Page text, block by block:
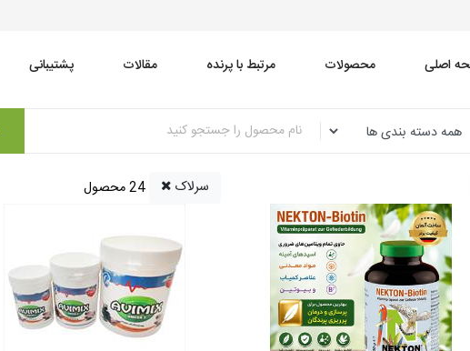
اصلی محصولات مرتبط با پرنده مقالات پشتیبانی
سرلاک 24 محصول